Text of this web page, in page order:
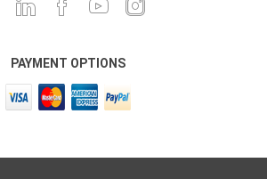
PAYMENT OPTIONS